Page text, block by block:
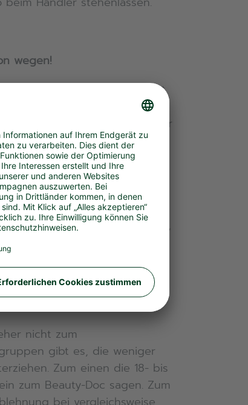
wegen!
etwas weniger reserviert
einer Operation
Prozent strikt dagegen. Wer
nach einem Millionen-
würden, liegt daneben: 12
lassen, bei den Männern
bei der Bereitschaft, in
(16 Prozent) als
Investition in Start-ups geht,
würden hier das
sind es hingegen 12
nicht unterstützen würden.
nicht zum
gibt es, die weniger
Zum einen die 18- bis
zum Beauty-Doc sagen. Zum